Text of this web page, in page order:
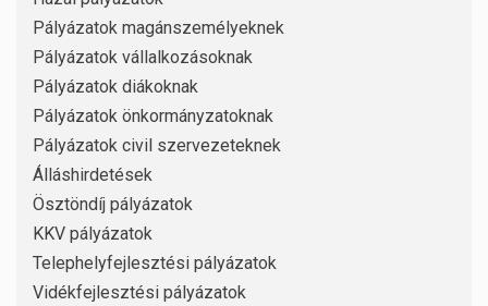
Pályázatok magánszemélyeknek
Pályázatok vállalkozásoknak
Pályázatok diákoknak
Pályázatok önkormányzatoknak
Pályázatok civil szervezeteknek
Álláshirdetések
Ösztöndíj pályázatok
KKV pályázatok
Telephelyfejlesztési pályázatok
Vidékfejlesztési pályázatok